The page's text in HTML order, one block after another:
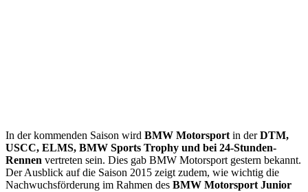
In der kommenden Saison wird BMW Motorsport in derDTM,
USCC, ELMS, BMW Sports Trophy und bei 24-Stunden-
Rennen vertreten sein. Dies gab BMW Motorsport gestern bekannt.
Der Ausblick auf die Saison 2015 zeigt zudem, wie wichtig die
Nachwuchsförderung im Rahmen des BMW Motorsport Junior